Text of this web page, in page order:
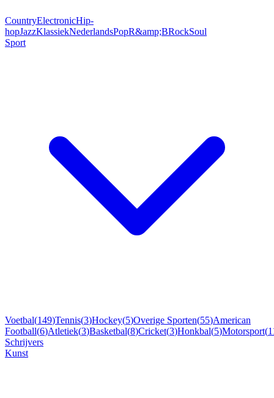
CountryElectronicHip-
hopJazzKlassiekNederlandsPopR&amp;BRockSoul
Sport
Voetbal(149)Tennis(3)Hockey(5)Overige Sporten(55)American
Football(6)Atletiek(3)Basketbal(8)Cricket(3)Honkbal(5)Motorsport(
Schrijvers
Kunst